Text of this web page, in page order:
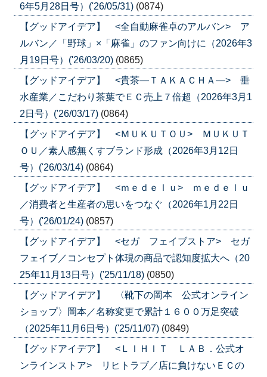
6年5月28日号）('26/05/31) (0874)
【グッドアイデア】 <全自動麻雀卓のアルバン> ア
ルバン／「野球」×「麻雀」のファン向けに（2026年3
月19日号）('26/03/20) (0865)
【グッドアイデア】 <貴茶―ＴＡＫＡＣＨＡ―> 垂
水産業／こだわり茶葉でＥＣ売上７倍超（2026年3月1
2日号）('26/03/17) (0864)
【グッドアイデア】 <ＭＵＫＵＴＯＵ> ＭＵＫＵＴ
ＯＵ／素人感無くすブランド形成（2026年3月12日
号）('26/03/14) (0864)
【グッドアイデア】 <ｍｅｄｅｌｕ> ｍｅｄｅｌｕ
／消費者と生産者の思いをつなぐ（2026年1月22日
号）('26/01/24) (0857)
【グッドアイデア】 <セガ フェイブストア> セガ
フェイブ／コンセプト体現の商品で認知度拡大へ（20
25年11月13日号）('25/11/18) (0850)
【グッドアイデア】 〈靴下の岡本 公式オンライン
ショップ〉岡本／名称変更で累計１６００万足突破
（2025年11月6日号）('25/11/07) (0849)
【グッドアイデア】 <ＬＩＨＩＴ ＬＡＢ．公式オ
ンラインストア> リヒトラブ／店に負けないＥＣの